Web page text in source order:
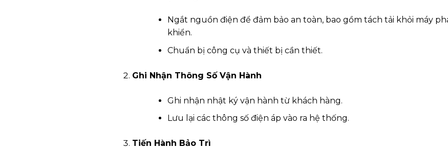
Ngắt nguồn điện để đảm bảo an toàn, bao gồm tách tải khỏi máy
khiển.
Chuẩn bị công cụ và thiết bị cần thiết.
Ghi Nhận Thông Số Vận Hành
Ghi nhận nhật ký vận hành từ khách hàng.
Lưu lại các thông số điện áp vào ra hệ thống.
Tiến Hành Bảo Trì